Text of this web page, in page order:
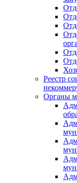
Реестр
Органы